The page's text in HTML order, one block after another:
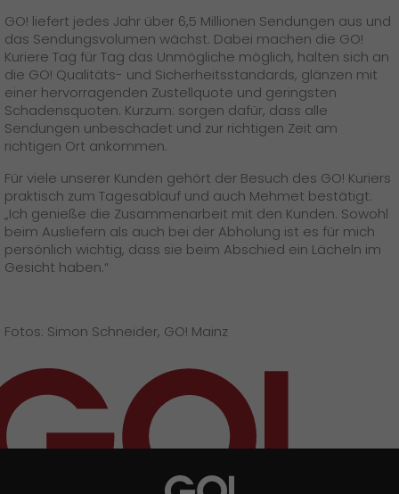
GO! liefert jedes Jahr über 6,5 Millionen Sendungen aus und
das Sendungsvolumen wächst. Dabei machen die GO!
Kuriere Tag für Tag das Unmögliche möglich, halten sich an
die GO! Qualitäts- und Sicherheitsstandards, glänzen mit
einer hervorragenden Zustellquote und geringsten
Schadensquoten. Kurzum: sorgen dafür, dass alle
Sendungen unbeschadet und zur richtigen Zeit am
richtigen Ort ankommen.
Für viele unserer Kunden gehört der Besuch des GO! Kuriers
praktisch zum Tagesablauf und auch Mehmet bestätigt:
„Ich genieße die Zusammenarbeit mit den Kunden. Sowohl
beim Ausliefern als auch bei der Abholung ist es für mich
persönlich wichtig, dass sie beim Abschied ein Lächeln im
Gesicht haben.“
Fotos: Simon Schneider, GO! Mainz